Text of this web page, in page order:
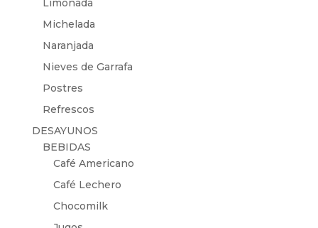
Limonada
Michelada
Naranjada
Nieves de Garrafa
Postres
Refrescos
DESAYUNOS
BEBIDAS
Café Americano
Café Lechero
Chocomilk